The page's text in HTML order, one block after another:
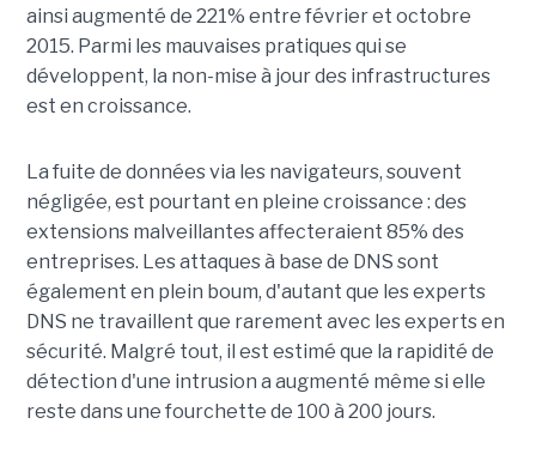
ainsi augmenté de 221% entre février et octobre
2015. Parmi les mauvaises pratiques qui se
développent, la non-mise à jour des infrastructures
est en croissance.
La fuite de données via les navigateurs, souvent
négligée, est pourtant en pleine croissance : des
extensions malveillantes affecteraient 85% des
entreprises. Les attaques à base de DNS sont
également en plein boum, d'autant que les experts
DNS ne travaillent que rarement avec les experts en
sécurité. Malgré tout, il est estimé que la rapidité de
détection d'une intrusion a augmenté même si elle
reste dans une fourchette de 100 à 200 jours.